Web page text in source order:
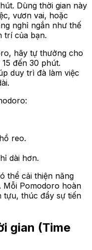
Dùng thời gian này
vươn vai, hoặc
nghỉ ngắn như thế
trí của bạn.
hãy tự thưởng cho
đến 30 phút.
duy trì đà làm việc
reo.
dài hơn.
thể cải thiện năng
Mỗi Pomodoro hoàn
tựu, thúc đẩy sự tiến
gian (Time